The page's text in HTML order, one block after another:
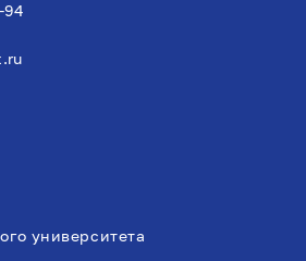
94
университета